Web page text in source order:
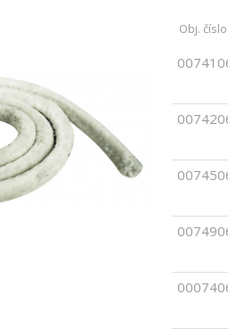
Obj. číslo